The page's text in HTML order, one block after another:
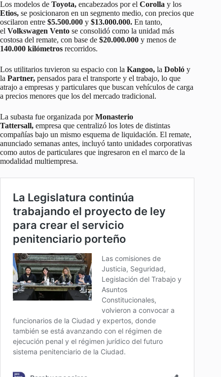
Los modelos de Toyota, encabezados por el Corolla y los
Etios, se posicionaron en un segmento medio, con precios que
oscilaron entre $5.500.000 y $13.000.000. En tanto,
el Volkswagen Vento se consolidó como la unidad más
costosa del remate, con base de $20.000.000 y menos de
140.000 kilómetros recorridos.
Los utilitarios tuvieron su espacio con la Kangoo, la Dobló y
la Partner, pensados para el transporte y el trabajo, lo que
atrajo a empresas y particulares que buscan vehículos de carga
a precios menores que los del mercado tradicional.
La subasta fue organizada porMonasterio
Tattersall, empresa que centralizó los lotes de distintas
compañías bajo un mismo esquema de liquidación. El remate,
anunciado semanas antes, incluyó tanto unidades corporativas
como autos de particulares que ingresaron en el marco de la
modalidad multiempresa.